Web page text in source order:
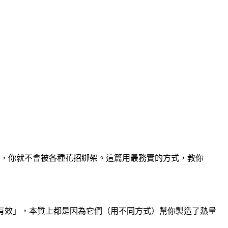
就不會被各種花招綁架。這篇用最務實的方式，教你
」，本質上都是因為它們（用不同方式）幫你製造了熱量